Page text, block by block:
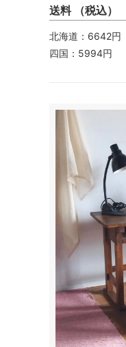
送料 （税込）
北海道：6642円
四国：5994円